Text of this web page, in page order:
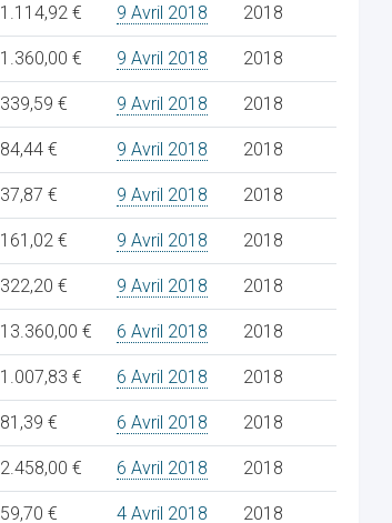
1.114,92 € 9 Avril 2018 2018
1.360,00 € 9 Avril 2018 2018
339,59 € 9 Avril 2018 2018
84,44 € 9 Avril 2018 2018
37,87 € 9 Avril 2018 2018
161,02 € 9 Avril 2018 2018
322,20 € 9 Avril 2018 2018
13.360,00 € 6 Avril 2018 2018
1.007,83 € 6 Avril 2018 2018
81,39 € 6 Avril 2018 2018
2.458,00 € 6 Avril 2018 2018
59,70 € 4 Avril 2018 2018